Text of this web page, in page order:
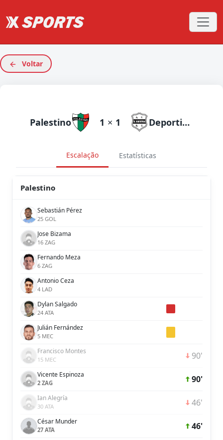
Voltar
Palestino 1 × 1 Deportivo Riestra
Escalação Estatísticas
Palestino
Sebastián Pérez
25 GOL
Jose Bizama
16 ZAG
Fernando Meza
6 ZAG
Antonio Ceza
4 LAD
Dylan Salgado
24 ATA
Julián Fernández
5 MEC
Francisco Montes
15 MEC 90'
Vicente Espinoza
2 ZAG 90'
Ian Alegría
30 ATA 46'
César Munder
27 ATA 46'